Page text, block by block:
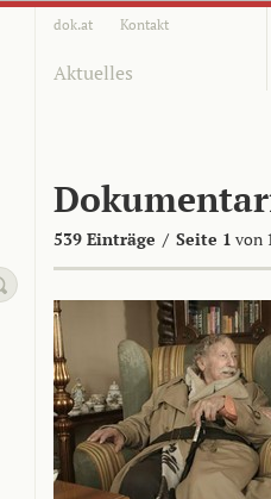
dok.at Kontakt
Aktuelles
539 Einträge / Seite 1 von